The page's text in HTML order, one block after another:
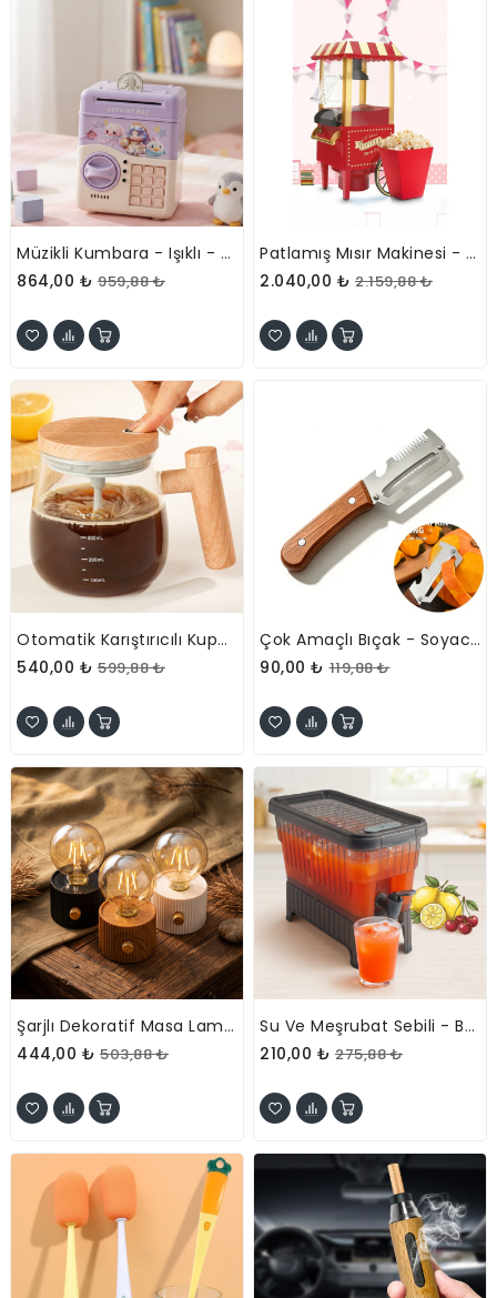
Müzikli Kumbara - Işıklı - Şifreli ATM Tasarımlı
864,00 ₺ 959,88 ₺
Patlamış Mısır Makinesi - Yağsız Pişirme - Nostaljik Model
2.040,00 ₺ 2.159,88 ₺
Otomatik Karıştırıcılı Kupa Bardak - Cam Fincan - Şarjlı
540,00 ₺ 599,88 ₺
Çok Amaçlı Bıçak - Soyacak - Jülyen Doğrama - Açacak Fonksiyonlu
90,00 ₺ 119,88 ₺
Şarjlı Dekoratif Masa Lambası - Kademesiz Dimmer - Type-C Bağlantılı
444,00 ₺ 503,88 ₺
Su Ve Meşrubat Sebili - Buzdolabı Uyumlu - Musluklu - Kapaklı
210,00 ₺ 275,88 ₺